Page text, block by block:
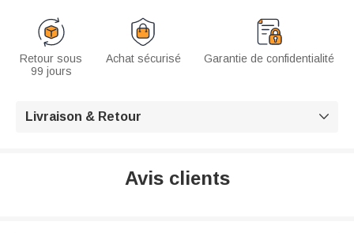
Retour sous
99 jours
Achat sécurisé Garantie de confidentialité
Livraison & Retour 
Avis clients